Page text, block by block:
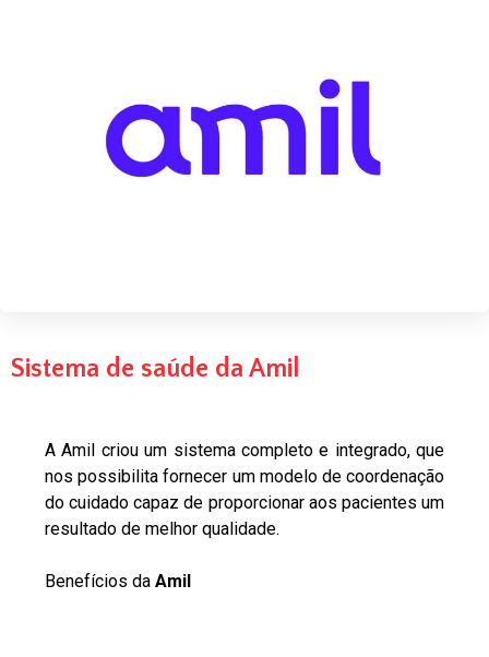
Sistema de saúde da Amil
A Amil criou um sistema completo e integrado, que
nos possibilita fornecer um modelo de coordenação
do cuidado capaz de proporcionar aos pacientes um
resultado de melhor qualidade.
Benefícios da Amil